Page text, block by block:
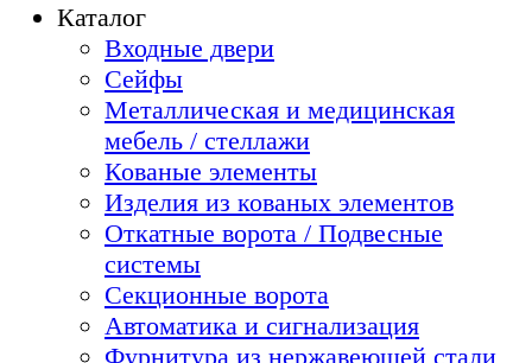
Каталог
Входные двери
Сейфы
Металлическая и медицинская
мебель / стеллажи
Кованые элементы
Изделия из кованых элементов
Откатные ворота / Подвесные
системы
Секционные ворота
Автоматика и сигнализация
Фурнитура из нержавеющей стали